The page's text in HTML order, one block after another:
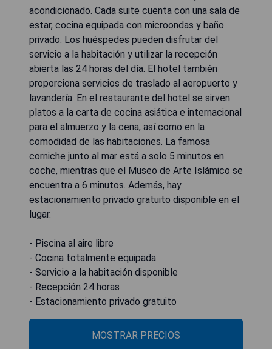
acondicionado. Cada suite cuenta con una sala de
estar, cocina equipada con microondas y baño
privado. Los huéspedes pueden disfrutar del
servicio a la habitación y utilizar la recepción
abierta las 24 horas del día. El hotel también
proporciona servicios de traslado al aeropuerto y
lavandería. En el restaurante del hotel se sirven
platos a la carta de cocina asiática e internacional
para el almuerzo y la cena, así como en la
comodidad de las habitaciones. La famosa
corniche junto al mar está a solo 5 minutos en
coche, mientras que el Museo de Arte Islámico se
encuentra a 6 minutos. Además, hay
estacionamiento privado gratuito disponible en el
lugar.
- Piscina al aire libre
- Cocina totalmente equipada
- Servicio a la habitación disponible
- Recepción 24 horas
- Estacionamiento privado gratuito
MOSTRAR PRECIOS